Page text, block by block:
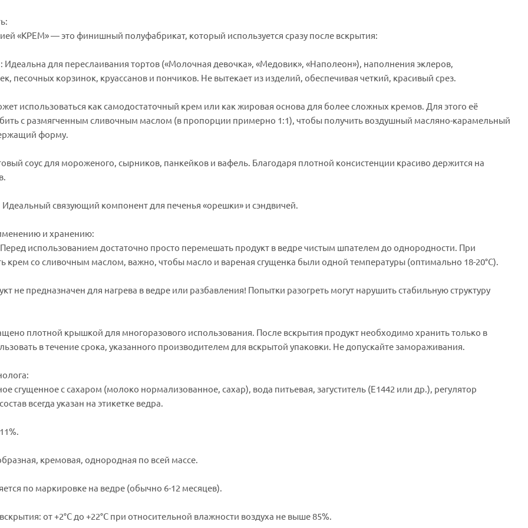
«КРЕМ» — это финишный полуфабрикат, который используется сразу после вскрытия:
для переслаивания тортов («Молочная девочка», «Медовик», «Наполеон»), наполнения эклеров,
песочных корзинок, круассанов и пончиков. Не вытекает из изделий, обеспечивая четкий, красивый срез.
использоваться как самодостаточный крем или как жировая основа для более сложных кремов. Для этого её
с размягченным сливочным маслом (в пропорции примерно 1:1), чтобы получить воздушный масляно-карамельный
форму.
соус для мороженого, сырников, панкейков и вафель. Благодаря плотной консистенции красиво держится на
связующий компонент для печенья «орешки» и сэндвичей.
и хранению:
использованием достаточно просто перемешать продукт в ведре чистым шпателем до однородности. При
крем со сливочным маслом, важно, чтобы масло и вареная сгущенка были одной температуры (оптимально 18-20°C).
не предназначен для нагрева в ведре или разбавления! Попытки разогреть могут нарушить стабильную структуру
плотной крышкой для многоразового использования. После вскрытия продукт необходимо хранить только в
в течение срока, указанного производителем для вскрытой упаковки. Не допускайте замораживания.
сгущенное с сахаром (молоко нормализованное, сахар), вода питьевая, загуститель (Е1442 или др.), регулятор
всегда указан на этикетке ведра.
кремовая, однородная по всей массе.
по маркировке на ведре (обычно 6-12 месяцев).
от +2°C до +22°C при относительной влажности воздуха не выше 85%.